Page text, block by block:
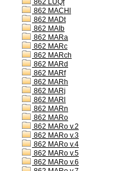
862 LUQf
862 MACHl
862 MADt
862 MAIb
862 MARa
862 MARc
862 MARch
862 MARd
862 MARf
862 MARh
862 MARj
862 MARl
862 MARn
862 MARo
862 MARo v.2
862 MARo v.3
862 MARo v.4
862 MARo v.5
862 MARo v.6